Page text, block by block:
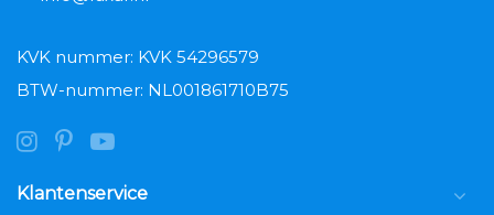
KVK nummer: KVK 54296579
BTW-nummer: NL001861710B75
Klantenservice